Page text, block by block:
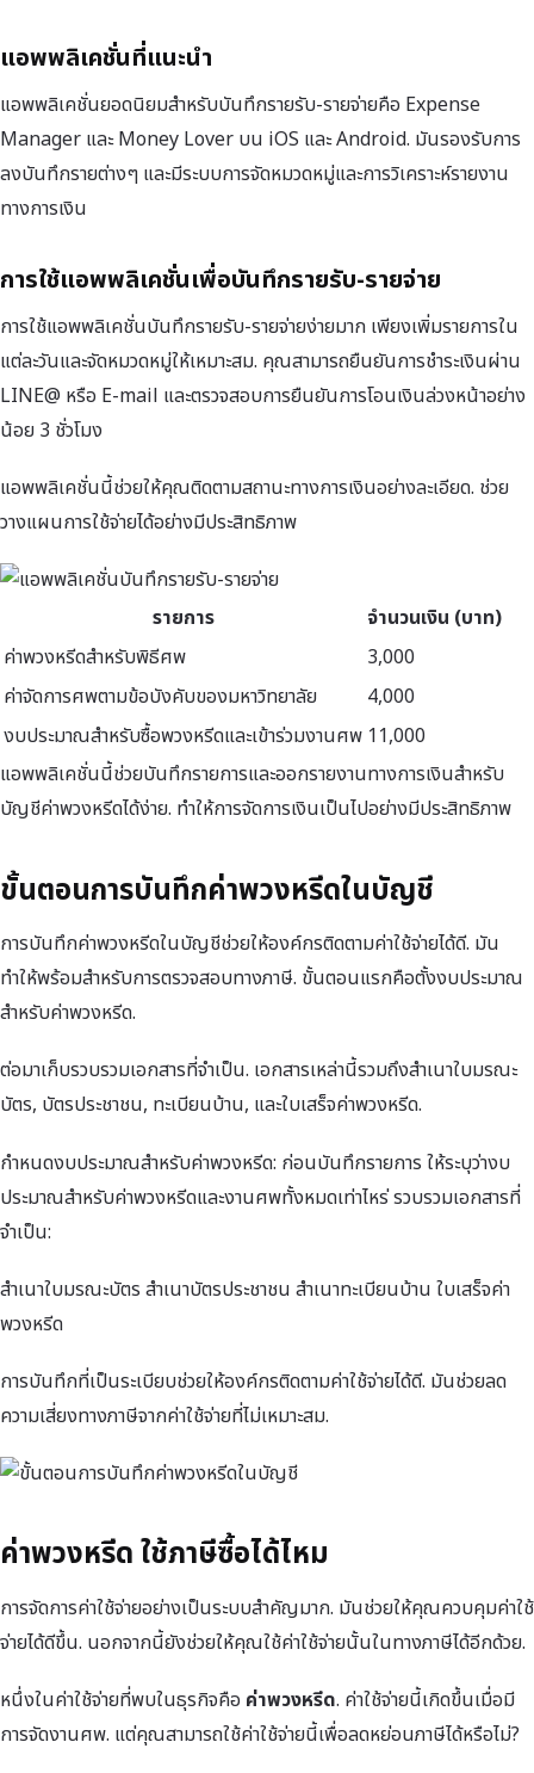
แอพพลิเคชั่นที่แนะนำ
แอพพลิเคชั่นยอดนิยมสำหรับบันทึกรายรับ-รายจ่ายคือ Expense
Manager และ Money Lover บน iOS และ Android. มันรองรับการ
ลงบันทึกรายต่างๆ และมีระบบการจัดหมวดหมู่และการวิเคราะห์รายงาน
ทางการเงิน
การใช้แอพพลิเคชั่นเพื่อบันทึกรายรับ-รายจ่าย
การใช้แอพพลิเคชั่นบันทึกรายรับ-รายจ่ายง่ายมาก เพียงเพิ่มรายการใน
แต่ละวันและจัดหมวดหมู่ให้เหมาะสม. คุณสามารถยืนยันการชำระเงินผ่าน
LINE@ หรือ E-mail และตรวจสอบการยืนยันการโอนเงินล่วงหน้าอย่าง
น้อย 3 ชั่วโมง
แอพพลิเคชั่นนี้ช่วยให้คุณติดตามสถานะทางการเงินอย่างละเอียด. ช่วย
วางแผนการใช้จ่ายได้อย่างมีประสิทธิภาพ
รายการ
จำนวนเงิน (บาท)
ค่าพวงหรีดสำหรับพิธีศพ
3,000
ค่าจัดการศพตามข้อบังคับของมหาวิทยาลัย
4,000
งบประมาณสำหรับซื้อพวงหรีดและเข้าร่วมงานศพ 11,000
แอพพลิเคชั่นนี้ช่วยบันทึกรายการและออกรายงานทางการเงินสำหรับ
บัญชีค่าพวงหรีดได้ง่าย. ทำให้การจัดการเงินเป็นไปอย่างมีประสิทธิภาพ
ขั้นตอนการบันทึกค่าพวงหรีดในบัญชี
การบันทึกค่าพวงหรีดในบัญชีช่วยให้องค์กรติดตามค่าใช้จ่ายได้ดี. มัน
ทำให้พร้อมสำหรับการตรวจสอบทางภาษี. ขั้นตอนแรกคือตั้งงบประมาณ
สำหรับค่าพวงหรีด.
ต่อมาเก็บรวบรวมเอกสารที่จำเป็น. เอกสารเหล่านี้รวมถึงสำเนาใบมรณะ
บัตร, บัตรประชาชน, ทะเบียนบ้าน, และใบเสร็จค่าพวงหรีด.
กำหนดงบประมาณสำหรับค่าพวงหรีด: ก่อนบันทึกรายการ ให้ระบุว่างบ
ประมาณสำหรับค่าพวงหรีดและงานศพทั้งหมดเท่าไหร่ รวบรวมเอกสารที่
จำเป็น:
สำเนาใบมรณะบัตร สำเนาบัตรประชาชน สำเนาทะเบียนบ้าน ใบเสร็จค่า
พวงหรีด
การบันทึกที่เป็นระเบียบช่วยให้องค์กรติดตามค่าใช้จ่ายได้ดี. มันช่วยลด
ความเสี่ยงทางภาษีจากค่าใช้จ่ายที่ไม่เหมาะสม.
ค่าพวงหรีด ใช้ภาษีซื้อได้ไหม
การจัดการค่าใช้จ่ายอย่างเป็นระบบสำคัญมาก. มันช่วยให้คุณควบคุมค่าใช้
จ่ายได้ดีขึ้น. นอกจากนี้ยังช่วยให้คุณใช้ค่าใช้จ่ายนั้นในทางภาษีได้อีกด้วย.
หนึ่งในค่าใช้จ่ายที่พบในธุรกิจคือ ค่าพวงหรีด. ค่าใช้จ่ายนี้เกิดขึ้นเมื่อมี
การจัดงานศพ. แต่คุณสามารถใช้ค่าใช้จ่ายนี้เพื่อลดหย่อนภาษีได้หรือไม่?